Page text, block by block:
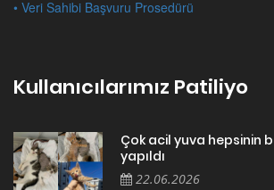
• Veri Sahibi Başvuru Prosedürü
Kullanıcılarımız Patiliyo
Çok acil yuva hepsinin
yapıldı
22.06.2026